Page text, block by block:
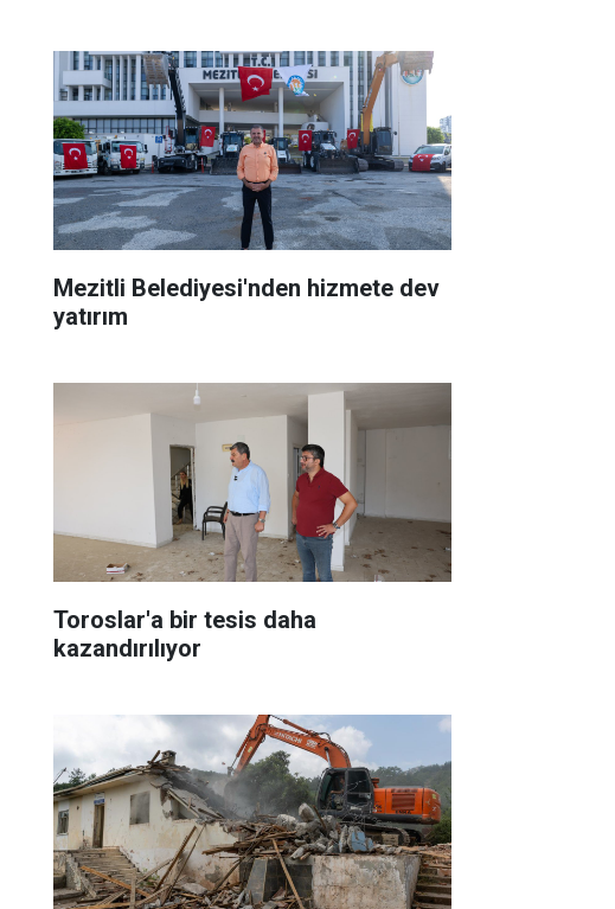
Mezitli Belediyesi'nden hizmete dev
yatırım
Toroslar'a bir tesis daha
kazandırılıyor